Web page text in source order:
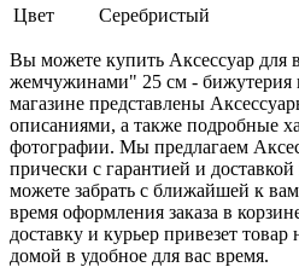
Цвет
Серебристый
Вы можете купить Аксессуар для
жемчужинами" 25 см - бижутерия
магазине представлены
описаниями, а также подробные
фотографии. Мы предлагаем
прически с гарантией и
можете забрать с ближайшей к
время оформления заказа в
доставку и курьер привезет
домой в удобное для вас время.